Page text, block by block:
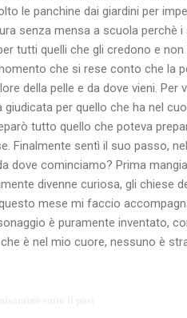
le panchine dai giardini per
senza mensa a scuola perchè i
tutti quelli che gli credono e
che si rese conto che la
della pelle e da dove vieni. Per
per quello che ha nel
tutto quello che poteva
Finalmente sentì il suo passo,
dove cominciamo? Prima
divenne curiosa, gli chiese
mese mi faccio
è puramente inventato,
è nel mio cuore, nessuno è